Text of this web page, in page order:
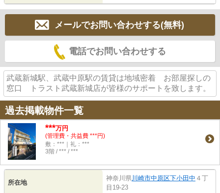
メールでお問い合わせする(無料)
電話でお問い合わせする
武蔵新城駅、武蔵中原駅の賃貸は地域密着 お部屋探しの
窓口 トラスト武蔵新城店が皆様のサポートを致します。
過去掲載物件一覧
***万円
(管理費・共益費 ***円)
敷：***｜礼：***
3階 / *** / ***
所在地
神奈川県川崎市中原区下小田中 ４丁
目19-23